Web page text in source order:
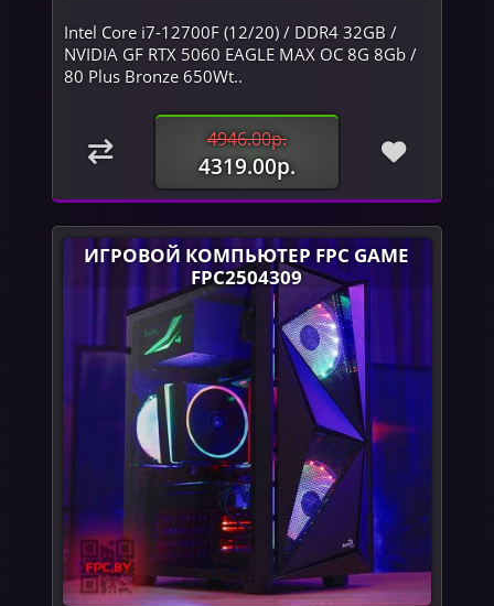
Intel Core i7-12700F (12/20) / DDR4 32GB /
NVIDIA GF RTX 5060 EAGLE MAX OC 8G 8Gb /
80 Plus Bronze 650Wt..
4946.00р.
4319.00р.
ИГРОВОЙ КОМПЬЮТЕР FPC GAME
FPC2504309